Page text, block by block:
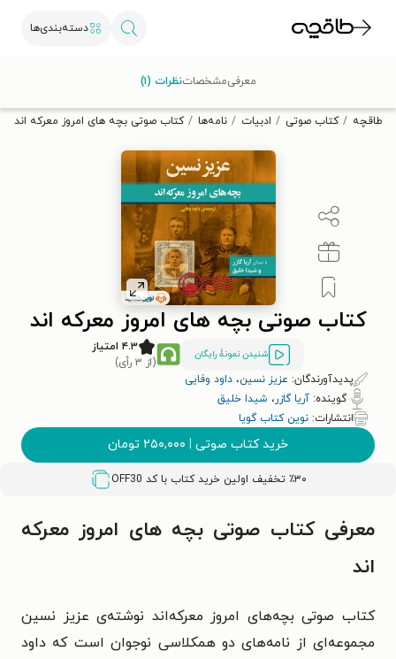
دسته‌بندی‌ها
تخفیف از طاقچه دریافت کن.
طاقچه کتاب صوتی ادبیات نامه‌ها کتاب صوتی بچه‌ های امروز معرکه‌ اند
کتاب صوتی بچه‌ های امروز معرکه‌ اند
شنیدن نمونۀ رایگان
۴.۳ امتیاز
(از ۳ رأی)
پدیدآورندگان: عزیز نسین، داود وفایی
گوینده: آریا گازر، شیدا خلیق
انتشارات: نوین کتاب گویا
خرید کتاب صوتی | ۲۵۰,۰۰۰ تومان
٪۳۰ تخفیف اولین خرید کتاب با کد OFF30
معرفیمشخصاتنظرات (۱)
معرفی کتاب صوتی بچه‌ های امروز معرکه‌
اند
کتاب صوتی بچه‌های امروز معرکه‌اند نوشته‌ی عزیز نسین
مجموعه‌ای از نامه‌های دو همکلاسی نوجوان است که داود